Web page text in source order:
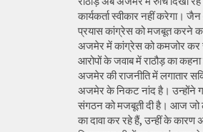
कार्यकर्ता स्वीकार नहीं करेगा।
प्रयास कांग्रेस को मजबूत करने
अजमेर में कांग्रेस को कमजोर
आरोपों के जवाब में राठौड़ का कहना
अजमेर की राजनीति में लगातार
अजमेर के निकट नांद है। उन्होंने
संगठन को मजबूती दी है। आज
का दावा कर रहे हैं, उन्हीं के कारण